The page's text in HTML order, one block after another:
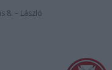
8. – László